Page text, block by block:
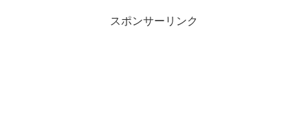
スポンサーリンク